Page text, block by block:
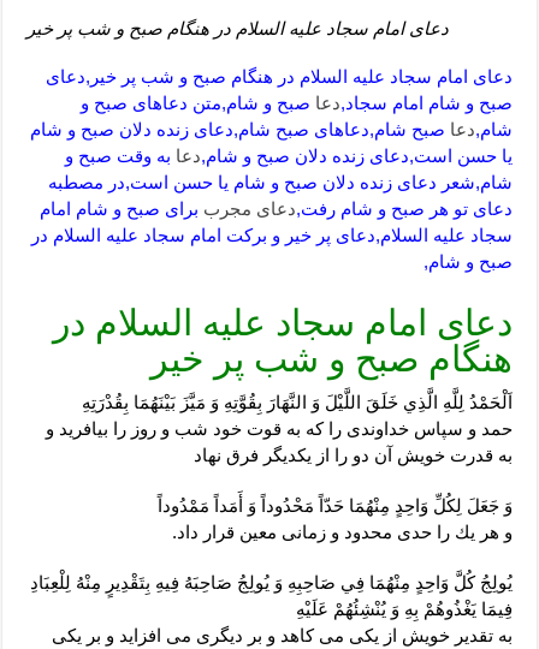
دعای امام سجاد علیه السلام در هنگام صبح و شب پر خیر
دعای امام سجاد علیه السلام در هنگام صبح و شب پر خیر,دعای
صبح و شام امام سجاد,دعا صبح و شام,متن دعاهای صبح و
شام,دعا صبح شام,دعاهای صبح شام,دعای زنده دلان صبح و شام
یا حسن است,دعای زنده دلان صبح و شام,دعا به وقت صبح و
شام,شعر دعای زنده دلان صبح و شام یا حسن است,در مصطبه
دعای تو هر صبح و شام رفت,دعای مجرب برای صبح و شام امام
سجاد علیه السلام,دعای پر خیر و برکت امام سجاد علیه السلام در
صبح و شام,
دعای امام سجاد علیه السلام در
هنگام صبح و شب پر خیر
اَلْحَمْدُ لِلَّهِ الَّذِي خَلَقَ اللَّيْلَ وَ النَّهَارَ بِقُوَّتِهِ‏ وَ مَيَّزَ بَيْنَهُمَا بِقُدْرَتِهِ‏
حمد و سپاس خداوندى را كه به قوت خود شب و روز را بيافريد و
به قدرت خويش آن دو را از يكديگر فرق نهاد
وَ جَعَلَ لِكُلِّ وَاحِدٍ مِنْهُمَا حَدّاً مَحْدُوداً وَ أَمَداً مَمْدُوداً
و هر يك را حدى محدود و زمانى معين قرار داد.
يُولِجُ كُلَّ وَاحِدٍ مِنْهُمَا فِي صَاحِبِهِ وَ يُولِجُ صَاحِبَهُ فِيهِ بِتَقْدِيرٍ مِنْهُ لِلْعِبَادِ
فِيمَا يَغْذُوهُمْ بِهِ وَ يُنْشِئُهُمْ عَلَيْهِ‏
به تقدير خويش از يكى مى ‏كاهد و بر ديگرى مى‏ افزايد و بر يكى